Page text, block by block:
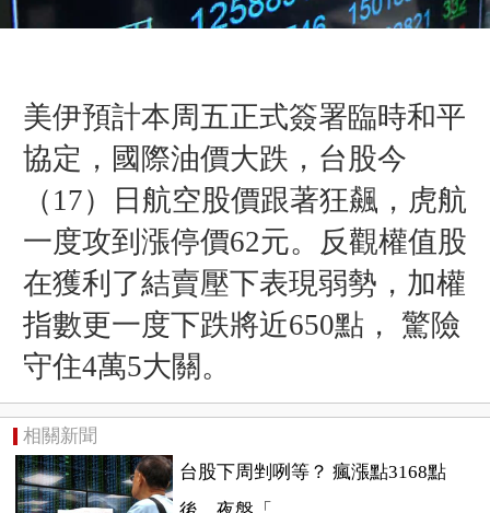
美伊預計本周五正式簽署臨時和平
協定，國際油價大跌，台股今
（17）日航空股價跟著狂飆，虎航
一度攻到漲停價62元。反觀權值股
在獲利了結賣壓下表現弱勢，加權
指數更一度下跌將近650點， 驚險
守住4萬5大關。
相關新聞
台股下周剉咧等？ 瘋漲點3168點